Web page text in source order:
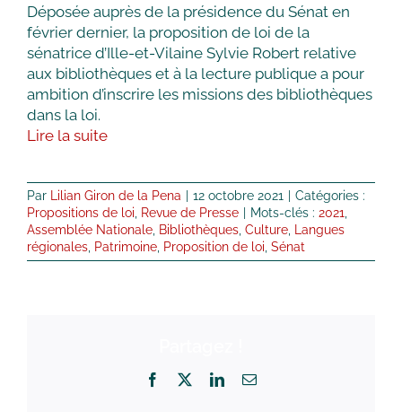
Déposée auprès de la présidence du Sénat en
février dernier, la proposition de loi de la
sénatrice d’Ille-et-Vilaine Sylvie Robert relative
aux bibliothèques et à la lecture publique a pour
ambition d’inscrire les missions des bibliothèques
dans la loi.
Lire la suite
Par Lilian Giron de la Pena | 12 octobre 2021 | Catégories :
Propositions de loi Revue de Presse | Mots-clés : 2021
Assemblée Nationale Bibliothèques Culture Langues
régionales Patrimoine Proposition de loi Sénat
Facebook LinkedInEmail